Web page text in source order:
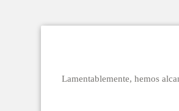
Lamentablemente, hemos